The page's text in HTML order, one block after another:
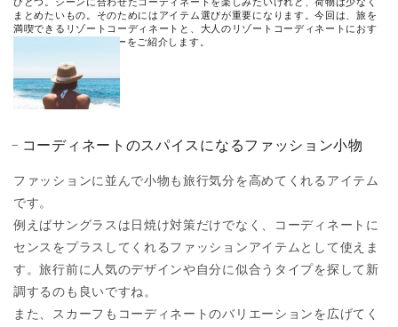
まとめたいもの。そのためにはアイテム選びが重要になります。今回は、旅を
満喫できるリゾートコーディネートと、大人のリゾートコーディネートにおす
すめの４℃のジュエリーをご紹介します。
コーディネートのスパイスになるファッション小物
ファッションに並んで小物も旅行気分を高めてくれるアイテム
です。
例えばサングラスは日焼け対策だけでなく、コーディネートに
センスをプラスしてくれるファッションアイテムとして使えま
す。旅行前に人気のデザインや自分に似合うタイプを探して新
調するのも良いですね。
また、スカーフもコーディネートのバリエーションを広げてく